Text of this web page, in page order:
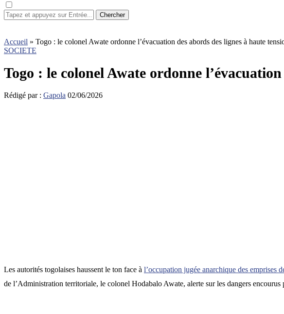
Chercher
Accueil » Togo : le colonel Awate ordonne l’évacuation des abords des lignes à haute
SOCIETE
Togo : le colonel Awate ordonne
Rédigé par : Gapola 02/06/2026
Les autorités togolaises haussent le ton face à l’occupation jugée anarchique des emprises
de l’Administration territoriale, le colonel Hodabalo Awate, alerte sur les dangers encourus